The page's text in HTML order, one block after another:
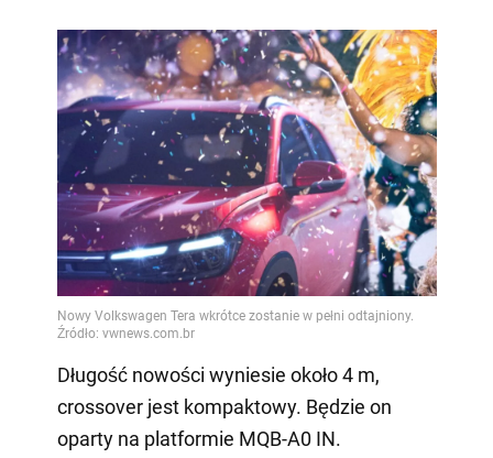
Długość nowości wyniesie około 4 m,
crossover jest kompaktowy. Będzie on
oparty na platformie MQB-A0 IN.